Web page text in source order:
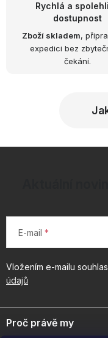
Rychlá a
dostupnost
Zboží skladem,
expedici bez
čekání.
E-mail
Vložením e-mailu
údajů
á
pProč právě my